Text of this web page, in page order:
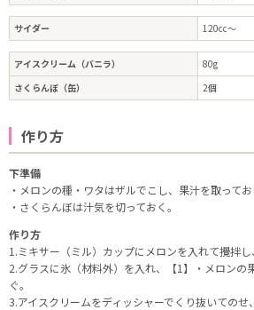
サイダー 120cc～
アイスクリーム（バニラ）
80g
さくらんぼ（缶）
2個
作り方
下準備
・メロンの種・ワタはザルでこし、果汁を取ってお
・さくらんぼは汁気を切っておく。
作り方
1.ミキサー（ミル）カップにメロンを入れて攪拌し
2.グラスに氷（材料外）を入れ、【1】・メロンの
ぐ。
3.アイスクリームをディッシャーでくり抜いてのせ